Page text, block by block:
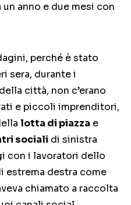
anno e due mesi con
perché è stato
sera, durante i
città, non c’erano
e piccoli imprenditori,
lotta di piazza e
sociali di sinistra
con i lavoratori dello
estrema destra come
chiamato a raccolta